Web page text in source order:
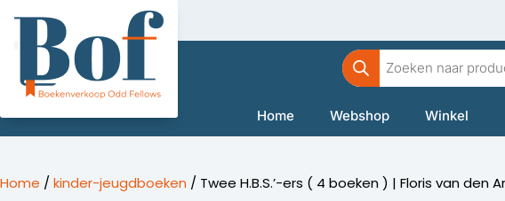
inhoud
Producten
zoeken
Home Webshop Winkel
Home / kinder-jeugdboeken / Twee H.B.S.’-ers ( 4 boeken ) | Floris van den